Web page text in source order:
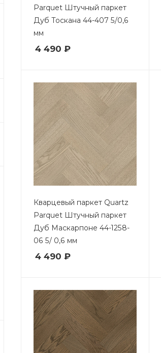
Parquet Штучный паркет
Дуб Тоскана 44-407 5/0,6
мм
4 490 ₽
Кварцевый паркет Quartz
Parquet Штучный паркет
Дуб Маскарпоне 44-1258-
06 5/ 0,6 мм
4 490 ₽